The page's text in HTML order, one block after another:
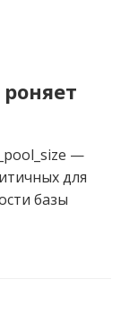
—
для
базы